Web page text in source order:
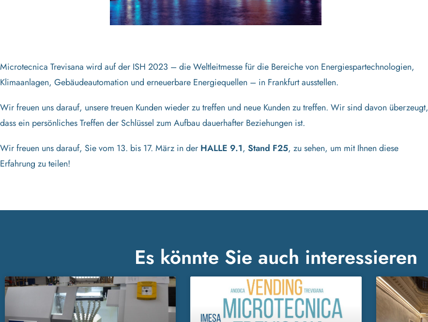
Microtecnica Trevisana wird auf der ISH 2023 – die Weltleitmesse für die Bereiche von Energiespartechnologien,
Klimaanlagen, Gebäudeautomation und erneuerbare Energiequellen – in Frankfurt ausstellen.
Wir freuen uns darauf, unsere treuen Kunden wieder zu treffen und neue Kunden zu treffen. Wir sind davon überzeugt,
dass ein persönliches Treffen der Schlüssel zum Aufbau dauerhafter Beziehungen ist.
Wir freuen uns darauf, Sie vom 13. bis 17. März in der HALLE 9.1, Stand F25, zu sehen, um mit Ihnen diese
Erfahrung zu teilen!
Es könnte Sie auch interessieren